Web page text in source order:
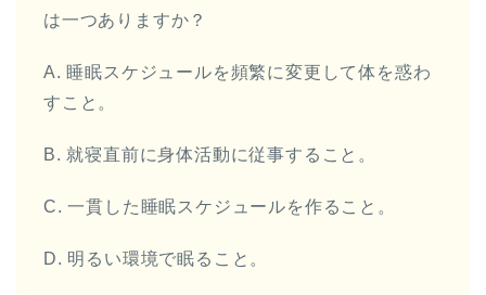
は一つありますか？
A. 睡眠スケジュールを頻繁に変更して体を惑わ
すこと。
B. 就寝直前に身体活動に従事すること。
C. 一貫した睡眠スケジュールを作ること。
D. 明るい環境で眠ること。